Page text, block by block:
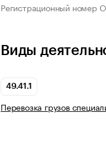
Регистрационный номер
Виды
49.41.1
Перевозка грузов